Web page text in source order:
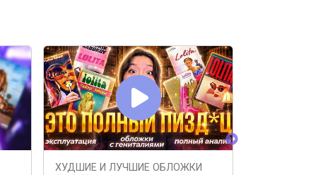
ХУДШИЕ И ЛУЧШИЕ ОБЛОЖКИ